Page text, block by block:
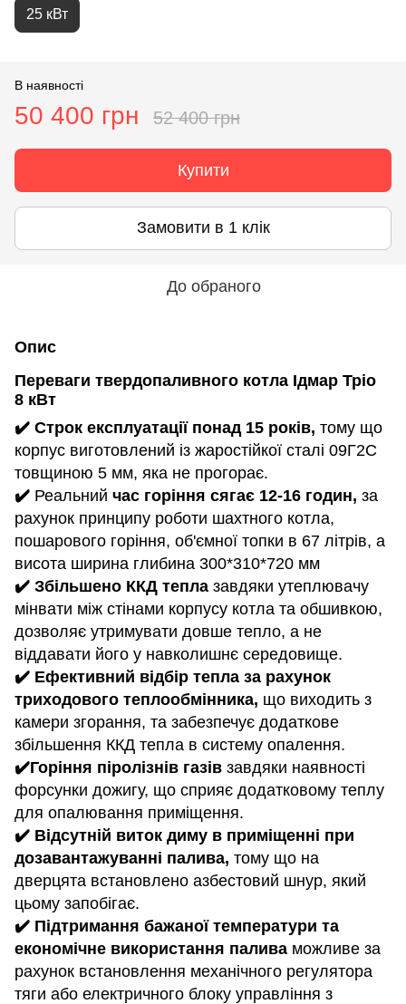
25 кВт
В наявності
50 400 грн 52 400 грн
Купити
Замовити в 1 клік
До обраного
Опис
Переваги твердопаливного котла Ідмар Тріо
8 кВт
✔️ Строк експлуатації понад 15 років, тому що
корпус виготовлений із жаростійкої сталі 09Г2С
товщиною 5 мм, яка не прогорає.
✔️ Реальний час горіння сягає 12-16 годин, за
рахунок принципу роботи шахтного котла,
пошарового горіння, об'ємної топки в 67 літрів, а
висота ширина глибина 300*310*720 мм
✔️ Збільшено ККД тепла завдяки утеплювачу
мінвати між стінами корпусу котла та обшивкою,
дозволяє утримувати довше тепло, а не
віддавати його у навколишнє середовище.
✔️ Ефективний відбір тепла за рахунок
триходового теплообмінника, що виходить з
камери згорання, та забезпечує додаткове
збільшення ККД тепла в систему опалення.
✔️Горіння піролізнів газів завдяки наявності
форсунки дожигу, що сприяє додатковому теплу
для опалювання приміщення.
✔️ Відсутній виток диму в приміщенні при
дозавантажуванні палива, тому що на
дверцята встановлено азбестовий шнур, який
цьому запобігає.
✔️ Підтримання бажаної температури та
економічне використання палива можливе за
рахунок встановлення механічного регулятора
тяги або електричного блоку управління з